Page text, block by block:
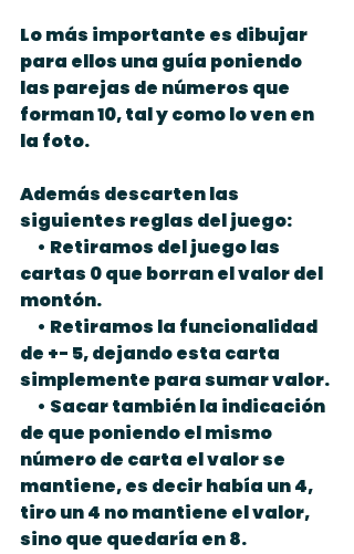
Lo más importante es dibujar
para ellos una guía poniendo
las parejas de números que
forman 10, tal y como lo ven en
la foto.
Además descarten las
siguientes reglas del juego:
cartas 0 que borran el valor del
montón.
de +- 5, dejando esta carta
simplemente para sumar valor.
de que poniendo el mismo
número de carta el valor se
mantiene, es decir había un 4,
tiro un 4 no mantiene el valor,
sino que quedaría en 8.